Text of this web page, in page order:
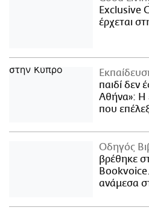
Exclusive
έρχεται
παιδί δεν
Αθήνα»: Η
που
Οδηγός
βρέθηκε
ανάμεσα